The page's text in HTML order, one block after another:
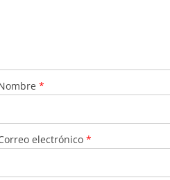
*
electrónico *